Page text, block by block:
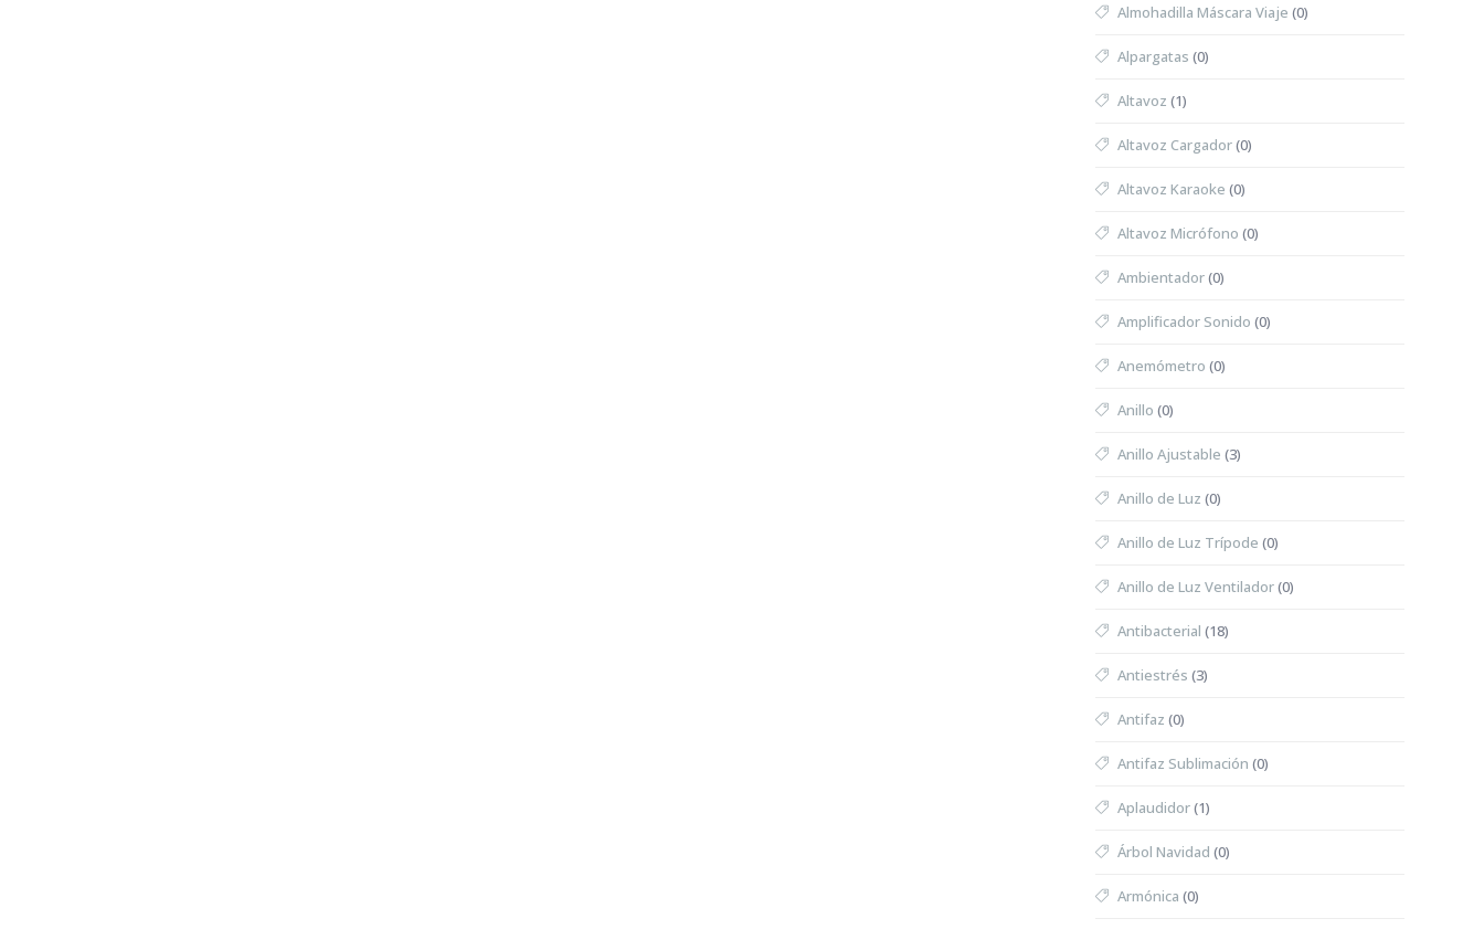
Almohadilla Máscara Viaje (0)
Alpargatas (0)
Altavoz (1)
Altavoz Cargador(0)
Altavoz Karaoke (0)
Altavoz Micrófono (0)
Ambientador(0)
Amplificador Sonido (0)
Anemómetro (0)
Anillo (0)
Anillo Ajustable (3)
Anillo de Luz (0)
Anillo de Luz Trípode (0)
Anillo de Luz Ventilador(0)
Antibacterial (18)
Antiestrés (3)
Antifaz (0)
Antifaz Sublimación (0)
Aplaudidor(1)
Árbol Navidad (0)
Armónica (0)